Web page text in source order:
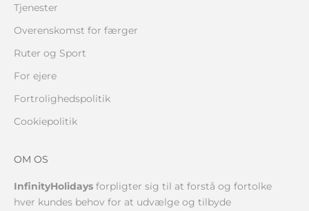
Tjenester
Overenskomst for færger
Ruter og Sport
For ejere
Fortrolighedspolitik
Cookiepolitik
OM OS
InfinityHolidays forpligter sig til at forstå og fortolke
hver kundes behov for at udvælge og tilbyde